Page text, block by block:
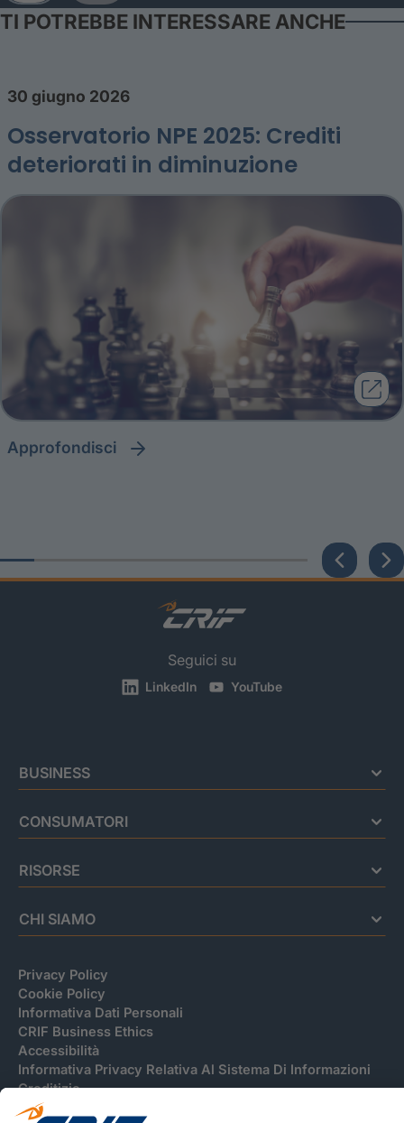
TI POTREBBE INTERESSARE ANCHE
30 giugno 2026
Osservatorio NPE 2025: Crediti
deteriorati in diminuzione
approfondisci
Seguici su
LinkedIn YouTube
BUSINESS
CONSUMATORI
RISORSE
CHI SIAMO
Privacy Policy
Cookie Policy
Informativa Dati Personali
CRIF Business Ethics
Accessibilità
Informativa Privacy Relativa Al Sistema Di Informazioni
Creditizie